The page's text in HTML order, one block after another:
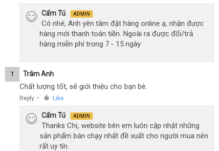
Cẩm Tú ADMIN
Có nhé, Anh yên tâm đặt hàng online ạ, nhận được
hàng mới thanh toán tiền. Ngoài ra được đổi/trả
hàng miễn phí trong 7 - 15 ngày
T Trâm Anh
Chất lượng tốt, sẽ giới thiệu cho bạn bè.
Reply ● Like
Cẩm Tú ADMIN
Thanks Chị, website bên em luôn cập nhật những
sản phẩm bán chạy nhất đề xuất cho người mua nên
rất uy tín.